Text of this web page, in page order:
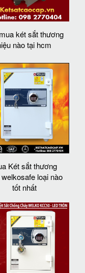
két sắt thương
nào tại hcm
Két sắt thương
welkosafe loại nào
tốt nhất